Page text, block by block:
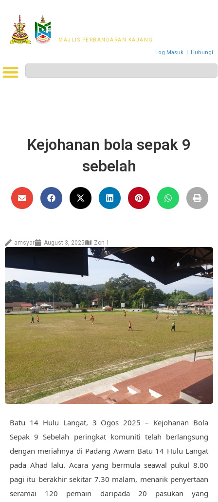
MAJLIS PERBANDARAN KAJANG
Log Masuk | Hubungi
Kejohanan bola sepak 9
sebelah
amsyar August 3, 2025 Zon 1
Batu 14 Hulu Langat, 3 Ogos 2025 – Kejohanan Bola
Sepak 9 Sebelah peringkat komuniti telah berlangsung
dengan meriahnya di Padang Awam Batu 14 Hulu Langat
pada Ahad lalu. Acara yang bermula seawal pukul 8.00
pagi itu berakhir sekitar 7.30 malam, menarik penyertaan
seramai 120 pemain daripada 20 pasukan yang